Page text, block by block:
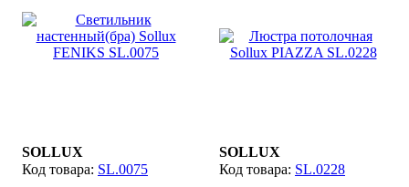
SOLLUX
SL.0075
SOLLUX
SL.0228